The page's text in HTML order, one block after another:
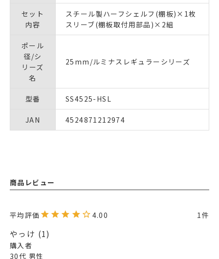
セット
内容
スチール製ハーフシェルフ(棚板)×1枚
スリーブ(棚板取付用部品)×2組
ポール
径/シ
リーズ
名
25mm/ルミナスレギュラーシリーズ
型番 SS4525-HSL
JAN 4524871212974
商品レビュー
4.00 1
やっけ 1
購入者
30代 男性